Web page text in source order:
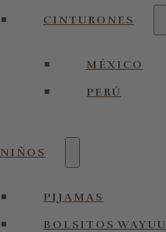
CINTURONES
MÉXICO
PERÚ
NIÑOS
PIJAMAS
BOLSITOS WAYUU